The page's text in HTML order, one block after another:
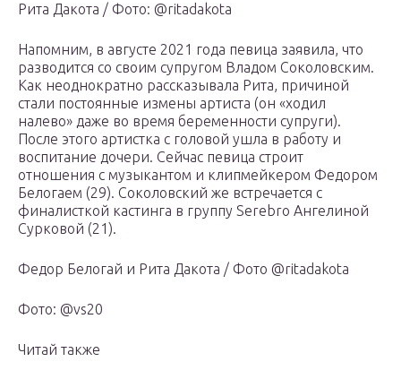
Рита Дакота / Фото: @ritadakota
Напомним, в августе 2021 года певица заявила, что
разводится со своим супругом Владом Соколовским.
Как неоднократно рассказывала Рита, причиной
стали постоянные измены артиста (он «ходил
налево» даже во время беременности супруги).
После этого артистка с головой ушла в работу и
воспитание дочери. Сейчас певица строит
отношения с музыкантом и клипмейкером Федором
Белогаем (29). Соколовский же встречается с
финалисткой кастинга в группу Serebro Ангелиной
Сурковой (21).
Федор Белогай и Рита Дакота / Фото @ritadakota
Фото: @vs20
Читай также